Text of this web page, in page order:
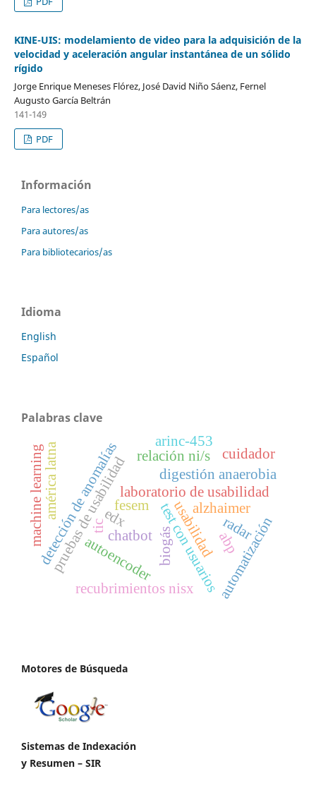
KINE-UIS: modelamiento de video para la adquisición de la
velocidad y aceleración angular instantánea de un sólido
rígido
Jorge Enrique Meneses Flórez, José David Niño Sáenz, Fernel
Augusto García Beltrán
141-149
PDF
Información
Para lectores/as
Para autores/as
Para bibliotecarios/as
Idioma
English
Español
Palabras clave
laboratorio de usabilidad
pruebas de usabilidad test con usuarios
usabilidad
digestión anaerobia
automatización
biogás
detección de anomalías
autoencoder
machine learning abp
recubrimientos nisx
fesem
edx
relación ni/s
chatbot
alzhaimer
cuidador
tic
américa latna
radar
arinc-453
Motores de Búsqueda
Sistemas de Indexación
y Resumen – SIR